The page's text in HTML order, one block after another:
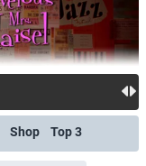
Shop Top 3